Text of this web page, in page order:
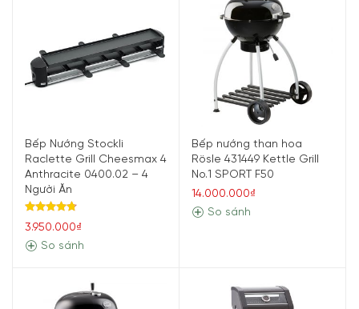
Bếp Nướng Stockli
Raclette Grill Cheesmax 4
Anthracite 0400.02 – 4
Người Ăn
Được xếp
hạng4.71
5 sao
3.950.000₫
So sánh
Bếp nướng than hoa
Rösle 431449 Kettle Grill
No.1 SPORT F50
14.000.000₫
So sánh